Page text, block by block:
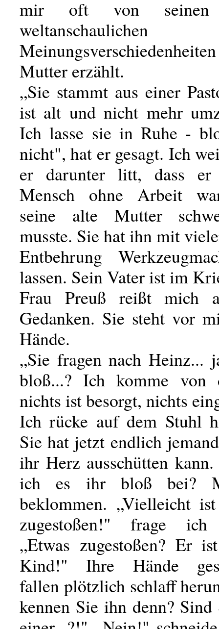
mir oft von seinen
weltanschaulichen
Mutter erzählt.
„Sie stammt aus einer
ist alt und nicht mehr
Ich lasse sie in Ruhe -
nicht", hat er gesagt. Ich
er darunter litt, dass er
Mensch ohne Arbeit
seine alte Mutter
musste. Sie hat ihn mit
Entbehrung
lassen. Sein Vater ist im
Frau Preuß reißt mich
Gedanken. Sie steht vor
Hände.
„Sie fragen nach Heinz...
bloß...? Ich komme von
nichts ist besorgt, nichts
Ich rücke auf dem Stuhl
Sie hat jetzt endlich
ihr Herz ausschütten
ich es ihr bloß bei?
beklommen. „Vielleicht
zugestoßen!" frage ich
„Etwas zugestoßen? Er
Kind!" Ihre Hände
fallen plötzlich schlaff
kennen Sie ihn denn? Sind